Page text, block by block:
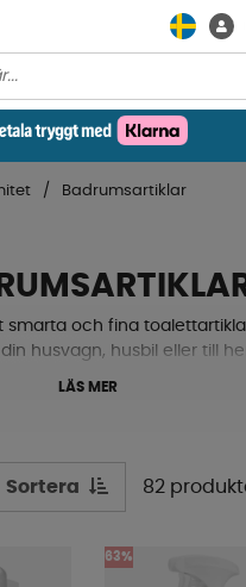
Badrumsartiklar
smarta och fina
husvagn, husbil eller till
LÄS MER
Sortera 82
63%